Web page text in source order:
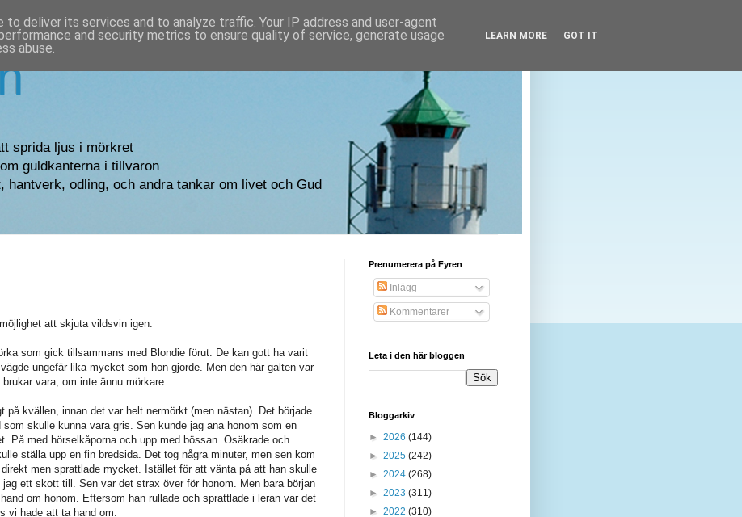
sprida ljus i mörkret
guldkanterna i tillvaron
hantverk, odling, och andra tankar om livet och Gud
att skjuta vildsvin igen.
som gick tillsammans med Blondie förut. De kan gott ha varit
ungefär lika mycket som hon gjorde. Men den här galten var
vara, om inte ännu mörkare.
på kvällen, innan det var helt nermörkt (men nästan). Det började
som skulle kunna vara gris. Sen kunde jag ana honom som en
På med hörselkåporna och upp med bössan. Osäkrade och
ställa upp en fin bredsida. Det tog några minuter, men sen kom
men sprattlade mycket. Istället för att vänta på att han skulle
ett skott till. Sen var det strax över för honom. Men bara början
om honom. Eftersom han rullade och sprattlade i leran var det
vi hade att ta hand om.
Prenumerera på Fyren
Inlägg
Kommentarer
Leta i den här bloggen
Bloggarkiv
► 2026 (144)
► 2025 (242)
► 2024 (268)
► 2023 (311)
► 2022 (310)
deliver its services and to analyze traffic. Your IP address and user-agent
and security metrics to ensure quality of service, generate usage
abuse.
LEARN MORE GOT IT